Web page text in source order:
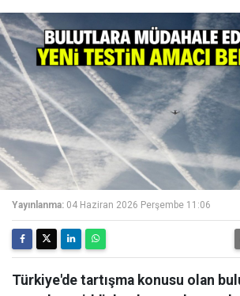
Yayınlanma: 04 Haziran 2026 Perşembe 11:06
Türkiye'de tartışma konusu olan